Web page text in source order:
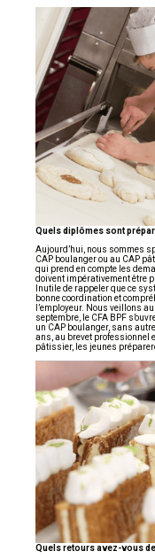
Quels diplômes sont
Aujourd’hui, nous sommes
CAP boulanger ou au CAP
qui prend en compte les
doivent impérativement être
Inutile de rappeler que ce
bonne coordination et
l’employeur. Nous veillons
septembre, le CFA BPF
un CAP boulanger, sans
ans, au brevet professionnel
pâtissier, les jeunes
Quels retours avez-vous